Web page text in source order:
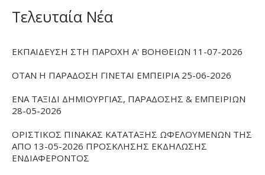
Τελευταία Νέα
ΕΚΠΑΙΔΕΥΣΗ ΣΤΗ ΠΑΡΟΧΗ Α' ΒΟΗΘΕΙΩΝ 11-07-2026
ΟΤΑΝ Η ΠΑΡΑΔΟΣΗ ΓΙΝΕΤΑΙ ΕΜΠΕΙΡΙΑ 25-06-2026
ΕΝΑ ΤΑΞΙΔΙ ΔΗΜΙΟΥΡΓΙΑΣ, ΠΑΡΑΔΟΣΗΣ & ΕΜΠΕΙΡΙΩΝ
28-05-2026
ΟΡΙΣΤΙΚΟΣ ΠΙΝΑΚΑΣ ΚΑΤΑΤΑΞΗΣ ΩΦΕΛΟΥΜΕΝΩΝ ΤΗΣ
ΑΠΟ 13-05-2026 ΠΡΟΣΚΛΗΣΗΣ ΕΚΔΗΛΩΣΗΣ
ΕΝΔΙΑΦΕΡΟΝΤΟΣ